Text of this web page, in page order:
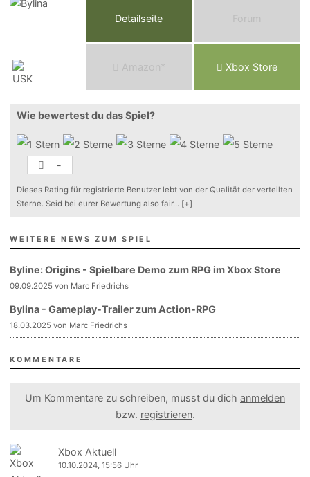
Detailseite Forum
Ama o n* Xbox Store
Wie bewertest du das Spiel?
-
Dieses Rating für registrierte Benutzer lebt von der Qualität der verteilten
Sterne. Seid bei eurer Bewertung also fair... [+]
WEITERE NEWS ZUM SPIEL
Byline: Origins - Spielbare Demo zum RPG im Xbox Store
09.09.2025 von Marc Friedrichs
Bylina - Gameplay-Trailer zum Action-RPG
18.03.2025 von Marc Friedrichs
KOMMENTARE
Um Kommentare zu schreiben, musst du dich anmelden
bzw. registrieren.
Xbox Aktuell
10.10.2024, 15:56 Uhr